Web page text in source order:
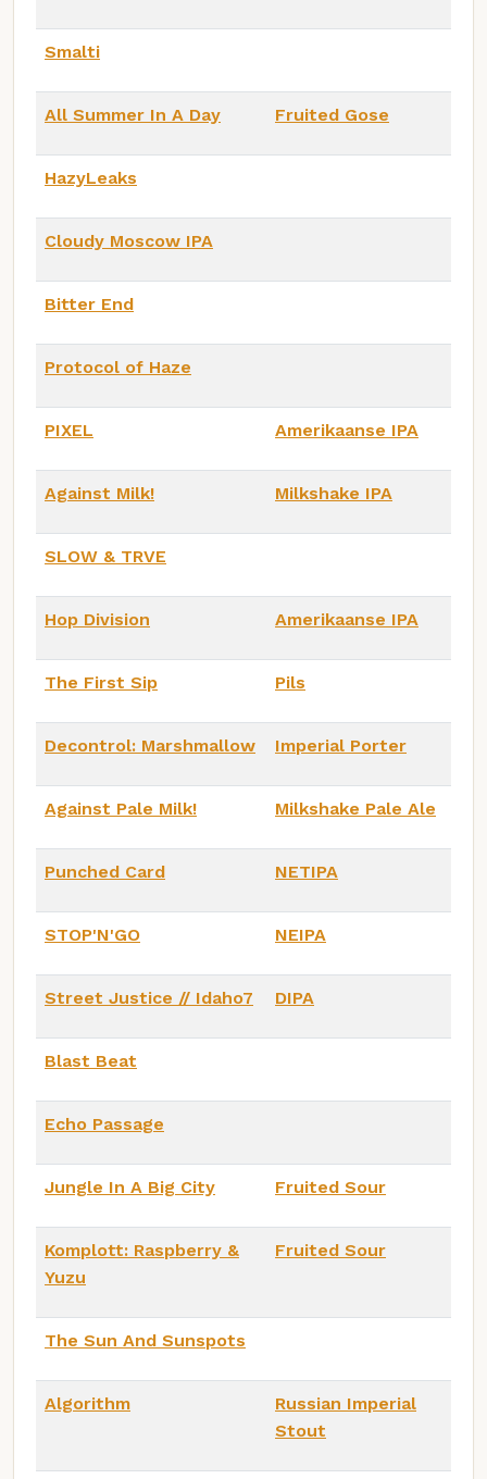
Smalti
All Summer In A Day Fruited Gose
HazyLeaks
Cloudy Moscow IPA
Bitter End
Protocol of Haze
PIXEL Amerikaanse IPA
Against Milk! Milkshake IPA
SLOW & TRVE
Hop Division Amerikaanse IPA
The First Sip Pils
Decontrol: Marshmallow Imperial Porter
Against Pale Milk! Milkshake Pale Ale
Punched Card NETIPA
STOP'N'GO NEIPA
Street Justice // Idaho7 DIPA
Blast Beat
Echo Passage
Jungle In A Big City Fruited Sour
Komplott: Raspberry &
Yuzu
Fruited Sour
The Sun And Sunspots
Algorithm
Russian Imperial
Stout